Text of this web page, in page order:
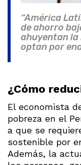
“América
de ahorro
ahuyentan
optan por
¿Cómo
El economista
pobreza en el
a que se
sostenible por
Además, la